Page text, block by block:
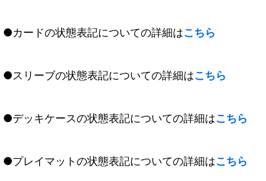
●カードの状態表記についての詳細はこちら
●スリーブの状態表記についての詳細はこちら
●デッキケースの状態表記についての詳細はこちら
●プレイマットの状態表記についての詳細はこちら